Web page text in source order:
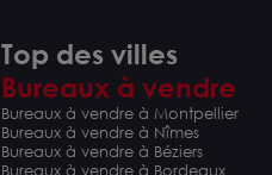
Top des villes
Bureaux à vendre
Bureaux à vendre à Montpellier
Bureaux à vendre à Nîmes
Bureaux à vendre à Béziers
Bureaux à vendre à Bordeaux